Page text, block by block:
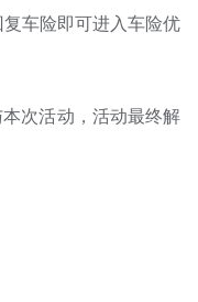
车险即可进入车险优
次活动，活动最终解